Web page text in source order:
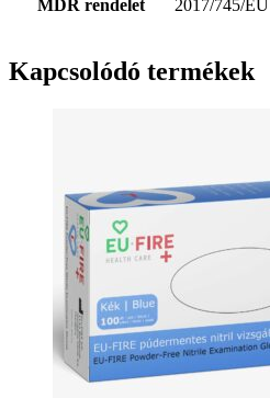
MDR rendelet 2017/745/EU
Kapcsolódó termékek